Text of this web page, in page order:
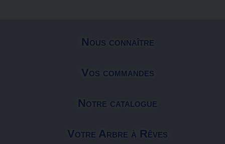
Nous connaître
Vos commandes
Notre catalogue
Votre Arbre à Rêves